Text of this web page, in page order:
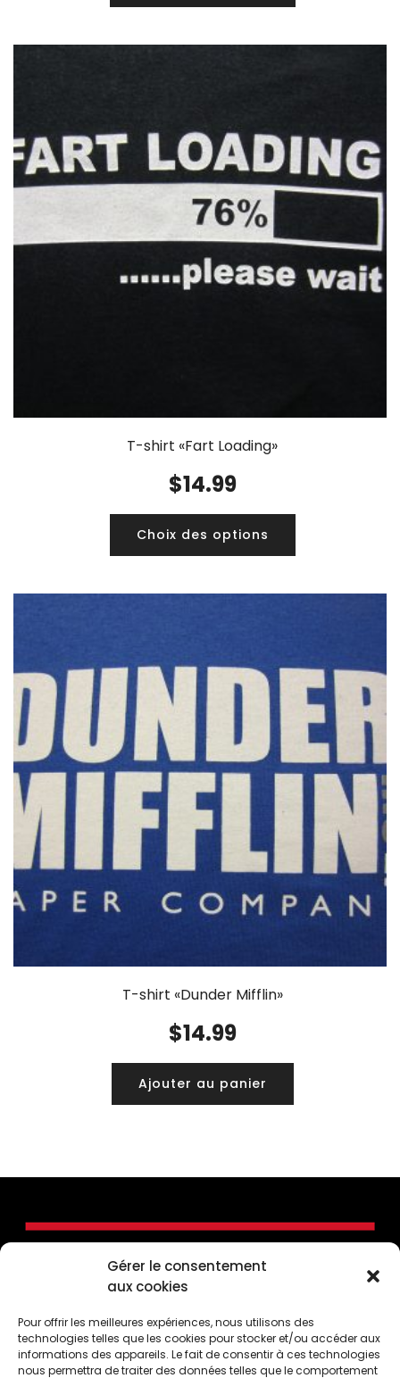
Gérer le consentement
aux cookies
Pour offrir les meilleures expériences, nous utilisons des
technologies telles que les cookies pour stocker et/ou accéder aux
informations des appareils. Le fait de consentir à ces technologies
nous permettra de traiter des données telles que le comportement
T-shirt «Fart Loading»
$14.99
Choix des options
T-shirt «Dunder Mifflin»
$14.99
Ajouter au panier